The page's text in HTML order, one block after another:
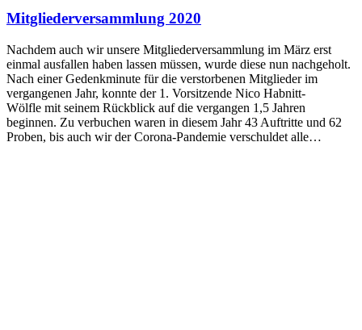
Mitgliederversammlung 2020
Nachdem auch wir unsere Mitgliederversammlung im März erst
einmal ausfallen haben lassen müssen, wurde diese nun nachgeholt.
Nach einer Gedenkminute für die verstorbenen Mitglieder im
vergangenen Jahr, konnte der 1. Vorsitzende Nico Habnitt-
Wölfle mit seinem Rückblick auf die vergangen 1,5 Jahren
beginnen. Zu verbuchen waren in diesem Jahr 43 Auftritte und 62
Proben, bis auch wir der Corona-Pandemie verschuldet alle…